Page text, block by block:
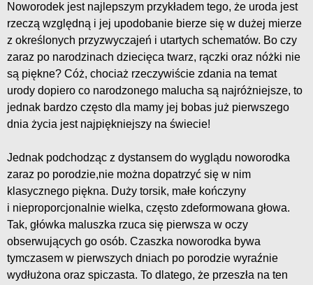
Noworodek jest najlepszym przykładem tego, że uroda jest
rzeczą względną i jej upodobanie bierze się w dużej mierze
z określonych przyzwyczajeń i utartych schematów. Bo czy
zaraz po narodzinach dziecięca twarz, rączki oraz nóżki nie
są piękne? Cóż, chociaż rzeczywiście zdania na temat
urody dopiero co narodzonego malucha są najróżniejsze, to
jednak bardzo często dla mamy jej bobas już pierwszego
dnia życia jest najpiękniejszy na świecie!
Jednak podchodząc z dystansem do wyglądu noworodka
zaraz po porodzie,nie można dopatrzyć się w nim
klasycznego piękna. Duży torsik, małe kończyny
i nieproporcjonalnie wielka, często zdeformowana głowa.
Tak, główka maluszka rzuca się pierwsza w oczy
obserwujących go osób. Czaszka noworodka bywa
tymczasem w pierwszych dniach po porodzie wyraźnie
wydłużona oraz spiczasta. To dlatego, że przeszła na ten